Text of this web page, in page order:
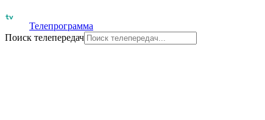
Телепрограмма
Поиск телепередач